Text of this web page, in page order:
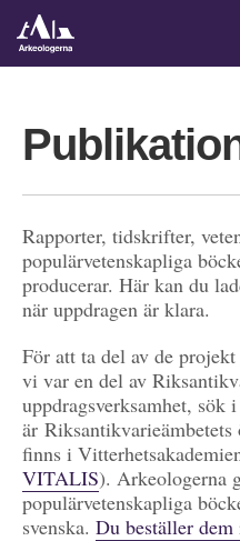
Rapporter, tidskrifter,
populärvetenskapliga
producerar. Här kan du
när uppdragen är klara.
För att ta del av de
vi var en del av
uppdragsverksamhet, sök i
är
finns i
VITALIS). Arkeologerna
populärvetenskapliga
svenska. Du beställer